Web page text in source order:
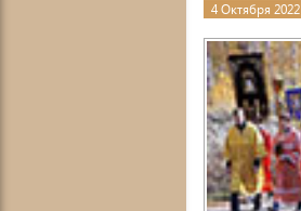
4 Октября 2022